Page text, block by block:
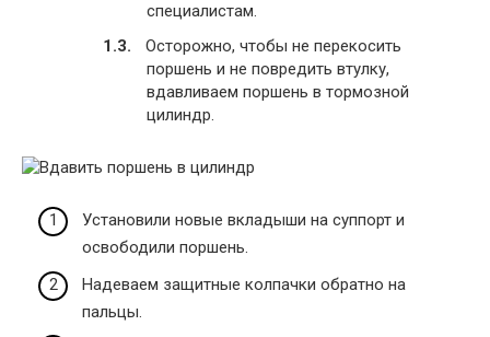
специалистам.
Осторожно, чтобы не перекосить
поршень и не повредить втулку,
вдавливаем поршень в тормозной
цилиндр.
Установили новые вкладыши на суппорт и
освободили поршень.
Надеваем защитные колпачки обратно на
пальцы.